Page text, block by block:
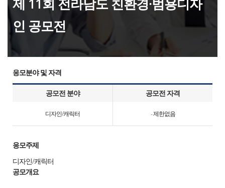
인 공모전
응모분야 및 자격
공모전 분야 공모전 자격
디자인/캐릭터 - 제한없음
응모주제
디자인/캐릭터
공모개요